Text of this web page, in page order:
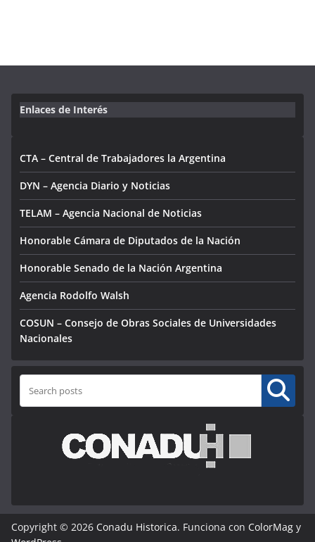
Enlaces de Interés
CTA – Central de Trabajadores la Argentina
DYN – Agencia Diario y Noticias
TELAM – Agencia Nacional de Noticias
Honorable Cámara de Diputados de la Nación
Honorable Senado de la Nación Argentina
Agencia Rodolfo Walsh
COSUN – Consejo de Obras Sociales de Universidades
Nacionales
Buscar
Copyright © 2026 Conadu Historica. Funciona con ColorMag y